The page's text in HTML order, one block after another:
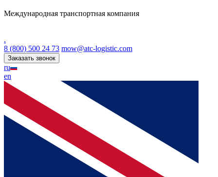
Международная транспортная компания
.
8 (800) 500 24 73 mow@atc-logistic.com
Заказать звонок
ru
en